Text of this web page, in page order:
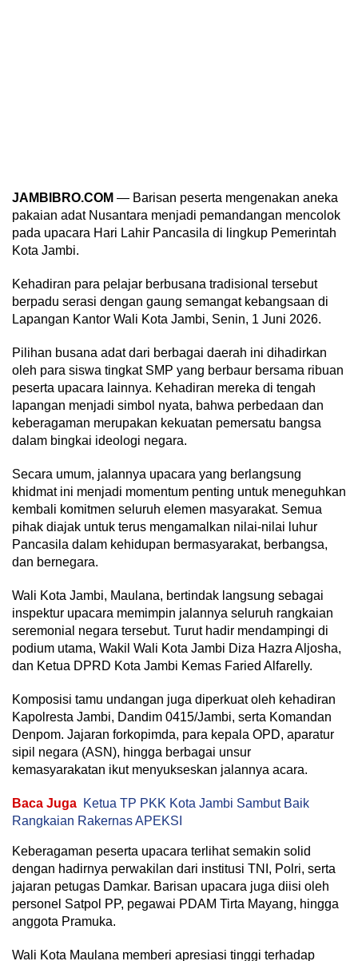
JAMBIBRO.COM — Barisan peserta mengenakan aneka
pakaian adat Nusantara menjadi pemandangan mencolok
pada upacara Hari Lahir Pancasila di lingkup Pemerintah
Kota Jambi.
Kehadiran para pelajar berbusana tradisional tersebut
berpadu serasi dengan gaung semangat kebangsaan di
Lapangan Kantor Wali Kota Jambi, Senin, 1 Juni 2026.
Pilihan busana adat dari berbagai daerah ini dihadirkan
oleh para siswa tingkat SMP yang berbaur bersama ribuan
peserta upacara lainnya. Kehadiran mereka di tengah
lapangan menjadi simbol nyata, bahwa perbedaan dan
keberagaman merupakan kekuatan pemersatu bangsa
dalam bingkai ideologi negara.
Secara umum, jalannya upacara yang berlangsung
khidmat ini menjadi momentum penting untuk meneguhkan
kembali komitmen seluruh elemen masyarakat. Semua
pihak diajak untuk terus mengamalkan nilai-nilai luhur
Pancasila dalam kehidupan bermasyarakat, berbangsa,
dan bernegara.
Wali Kota Jambi, Maulana, bertindak langsung sebagai
inspektur upacara memimpin jalannya seluruh rangkaian
seremonial negara tersebut. Turut hadir mendampingi di
podium utama, Wakil Wali Kota Jambi Diza Hazra Aljosha,
dan Ketua DPRD Kota Jambi Kemas Faried Alfarelly.
Komposisi tamu undangan juga diperkuat oleh kehadiran
Kapolresta Jambi, Dandim 0415/Jambi, serta Komandan
Denpom. Jajaran forkopimda, para kepala OPD, aparatur
sipil negara (ASN), hingga berbagai unsur
kemasyarakatan ikut menyukseskan jalannya acara.
Baca Juga Ketua TP PKK Kota Jambi Sambut Baik
Rangkaian Rakernas APEKSI
Keberagaman peserta upacara terlihat semakin solid
dengan hadirnya perwakilan dari institusi TNI, Polri, serta
jajaran petugas Damkar. Barisan upacara juga diisi oleh
personel Satpol PP, pegawai PDAM Tirta Mayang, hingga
anggota Pramuka.
Wali Kota Maulana memberi apresiasi tinggi terhadap